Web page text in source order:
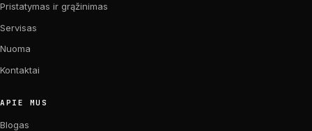
Pristatymas ir grąžinimas
Servisas
Nuoma
Kontaktai
APIE MUS
Blogas